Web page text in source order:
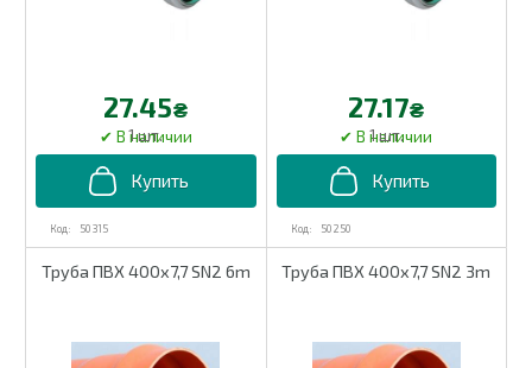
50 315
27.45₴
1 шт.
50 250
27.17₴
1 шт.
Труба ПВХ 400х7,7 SN2 6m Труба ПВХ 400х7,7 SN2 3m